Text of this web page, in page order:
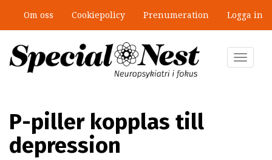
huvudinnehåll
Om oss Cookiepolicy Prenumeration Logga in
Toggle
P-piller kopplas till
depression
Mobbning vid autism och adhd: 4